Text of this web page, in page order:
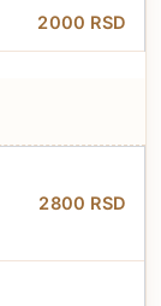
2000 RSD
2800 RSD